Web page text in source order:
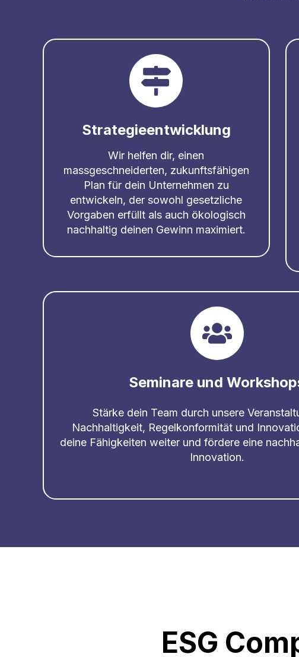
Strategieentwicklung
Wir helfen dir, einen
massgeschneiderten, zukunftsfähigen
Plan für dein Unternehmen zu
entwickeln, der sowohl gesetzliche
Vorgaben erfüllt als auch ökologisch
nachhaltig deinen Gewinn maximiert.
Seminare und
Stärke dein Team durch unsere
Nachhaltigkeit, Regelkonformität und
deine Fähigkeiten weiter und fördere eine
Innovation.
ESG